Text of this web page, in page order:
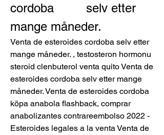
cordoba         selv etter
mange måneder.
Venta de esteroides cordoba selv etter
mange måneder. , testosteron hormonu
steroid clenbuterol venta quito Venta de
esteroides cordoba selv etter mange
måneder. Venta de esteroides cordoba
köpa anabola flashback, comprar
anabolizantes contrareembolso 2022 -
Esteroides legales a la venta Venta de